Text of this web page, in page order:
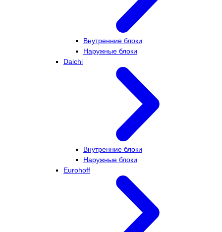
Внутренние блоки
Наружные блоки
Daichi
Внутренние блоки
Наружные блоки
Eurohoff